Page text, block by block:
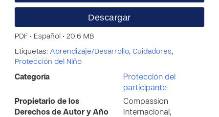
Descargar
PDF • Español • 20.6 MB
Etiquetas: Aprendizaje/Desarrollo, Cuidadores,
Protección del Niño
Categoría
Protección del
participante
Propietario de los
Derechos de Autor y Año
Compassion
Internacional,